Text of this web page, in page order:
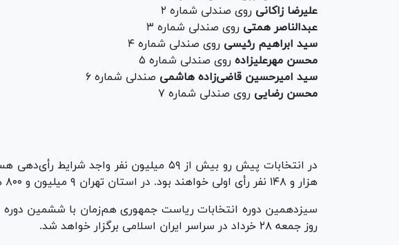
علیرضا زاکانی روی صندلی شماره ۲
عبدالناصر همتی روی صندلی شماره ۳
سید ابراهیم رئیسی روی صندلی شماره ۴
محسن مهرعلیزاده روی صندلی شماره ۵
سید امیرحسین قاضی‌زاده هاشمی صندلی شماره ۶
محسن رضایی روی صندلی شماره ۷
در انتخابات پیش رو بیش از ۵۹ میلیون نفر واجد شرایط رأی‌دهی
هزار و ۱۴۸ نفر رأی اولی خواهند بود. در استان تهران ۹ میلیون و ۸۰۰
سیزدهمین دوره انتخابات ریاست جمهوری هم‌زمان با ششمین دوره
روز جمعه ۲۸ خرداد در سراسر ایران اسلامی برگزار خواهد شد.